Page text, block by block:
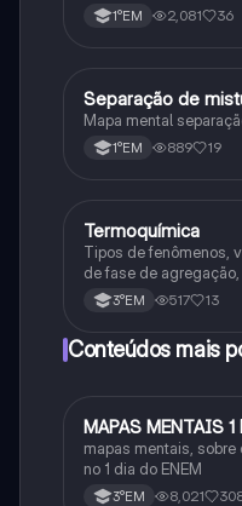
estado físico. Usa
latente e capacidade
1°EM 2,081 36
Química
Separação de
Mapa mental
1°EM 889 19
Química
Termoquímica
Tipos de fenômenos,
de fase de
entalpia de formação
3°EM 517 13
Conteúdos mais
Português
MAPAS MENTAIS
mapas mentais,
no 1 dia do ENEM
3°EM 8,021